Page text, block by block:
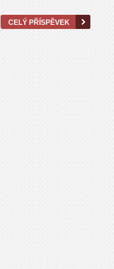
CELÝ PŘÍSPĚVEK